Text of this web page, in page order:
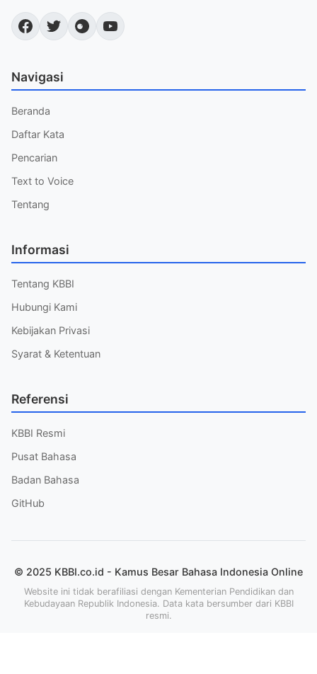
Navigasi
Beranda
Daftar Kata
Pencarian
Text to Voice
Tentang
Informasi
Tentang KBBI
Hubungi Kami
Kebijakan Privasi
Syarat & Ketentuan
Referensi
KBBI Resmi
Pusat Bahasa
Badan Bahasa
GitHub
© 2025 KBBI.co.id - Kamus Besar Bahasa Indonesia Online
Website ini tidak berafiliasi dengan Kementerian Pendidikan dan
Kebudayaan Republik Indonesia. Data kata bersumber dari KBBI
resmi.